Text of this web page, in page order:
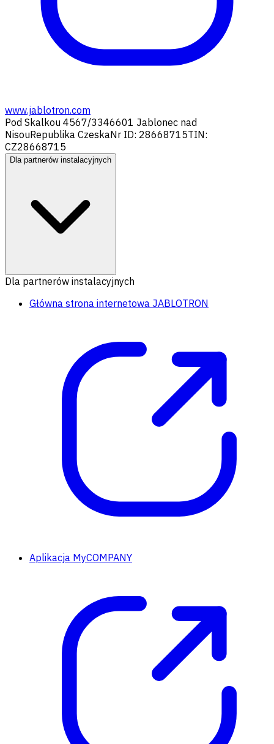
www.jablotron.com
Pod Skalkou 4567/3346601 Jablonec nad
NisouRepublika CzeskaNr ID: 28668715TIN:
CZ28668715
Dla partnerów instalacyjnych
Dla partnerów instalacyjnych
Główna strona internetowa JABLOTRON
Aplikacja MyCOMPANY